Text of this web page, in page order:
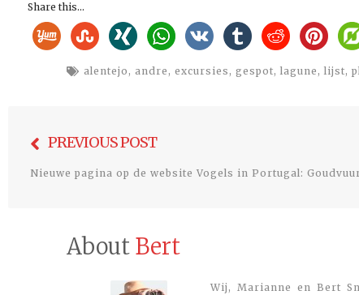
Share this...
alentejo , andre , excursies , gespot, lagune , lijst,
navigatie
PREVIOUS POST
Nieuwe pagina op de website Vogels in Portugal:
About Bert
Wij, Marianne en Bert